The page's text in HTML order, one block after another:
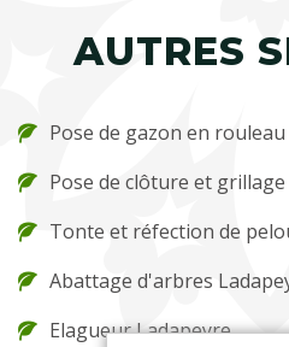
AUTRES
Pose de gazon en
Pose de clôture et
Tonte et réfection de
Abattage d'arbres
Elagueur Ladapeyre